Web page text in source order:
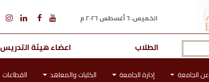
الخميس، ٦ أغسطس ٢٠٢٦ م
الطلاب اعضاء هيئة التدريس
عن الجامعة إدارة الجامعة الكليات والمعاهد القطاعات